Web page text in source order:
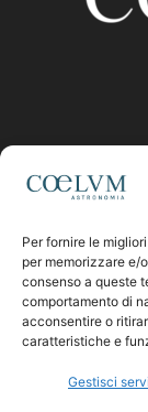
Per fornire le
per memorizzare e/
consenso a queste
comportamento di
acconsentire o
caratteristiche e
Gestisci